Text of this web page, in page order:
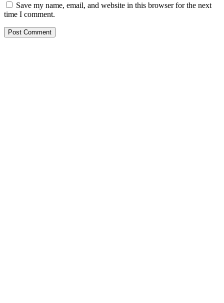
Save my name, email, and website in this browser for the next
time I comment.